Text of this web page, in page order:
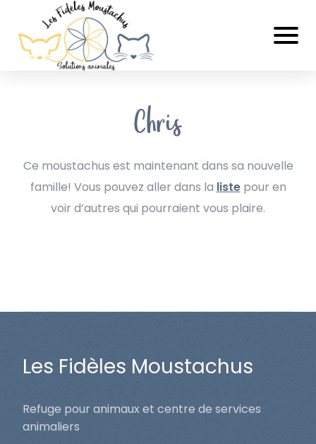
Chris
Ce moustachus est maintenant dans sa nouvelle
famille! Vous pouvez aller dans la listepour en
voir d’autres qui pourraient vous plaire.
Les Fidèles Moustachus
Refuge pour animaux et centre de services
animaliers